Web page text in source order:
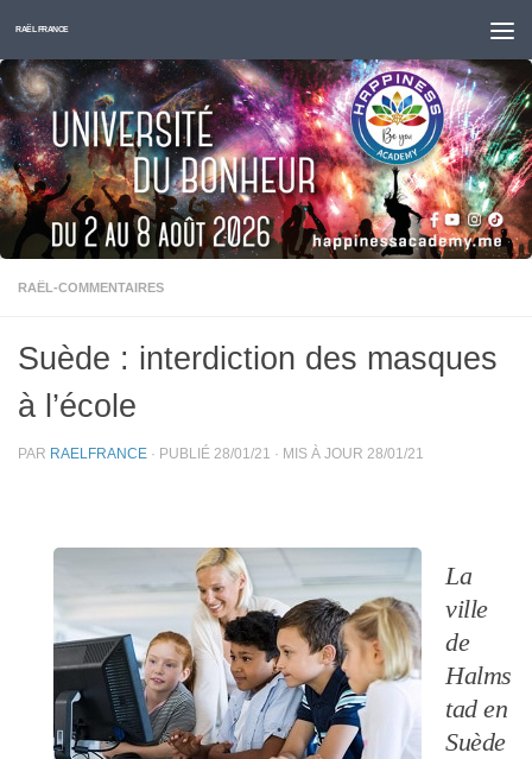
Skip to content
RAËL FRANCE
RAËL-COMMENTAIRES
Suède : interdiction des masques
à l’école
PAR RAELFRANCE · PUBLIÉ 28/01/21 · MIS À JOUR 28/01/21
La
ville
de
Halms
tad en
Suède